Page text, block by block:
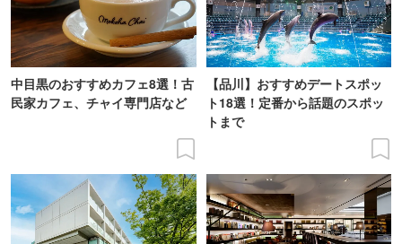
中目黒のおすすめカフェ8選！古
民家カフェ、チャイ専門店など
【品川】おすすめデートスポッ
ト18選！定番から話題のスポッ
トまで